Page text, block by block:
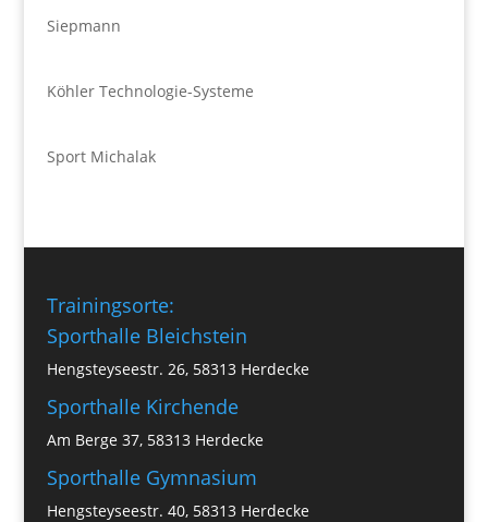
Siepmann
Köhler Technologie-Systeme
Sport Michalak
Trainingsorte:
Sporthalle Bleichstein
Hengsteyseestr. 26, 58313 Herdecke
Sporthalle Kirchende
Am Berge 37, 58313 Herdecke
Sporthalle Gymnasium
Hengsteyseestr. 40, 58313 Herdecke